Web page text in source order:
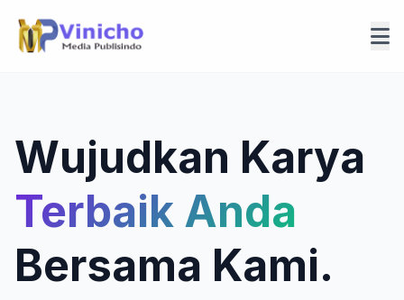
Wujudkan Karya
Terbaik Anda
Bersama Kami.